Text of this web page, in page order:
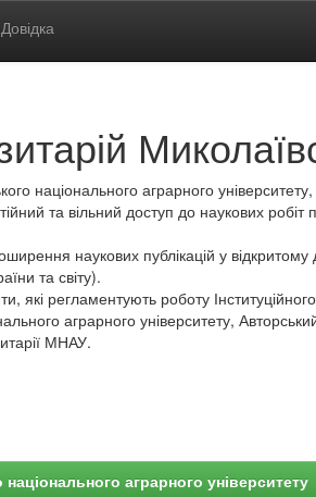
Довідка
національного аграрного
та вільний доступ до наукових
наукових публікацій у відкритому
та світу).
які регламентують роботу
аграрного університету,
МНАУ.
аграрного університету